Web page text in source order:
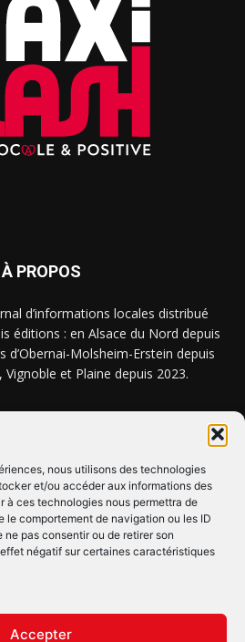
nous utilisons des technologies
et/ou accéder aux informations des
à ces technologies nous permettra de
le comportement de navigation ou les ID
pas consentir ou de retirer son
négatif sur certaines caractéristiques
Accepter
À PROPOS
d’informations locales distribué
éditions : en Alsace du Nord depuis
d’Obernai-Molsheim-Erstein depuis
et Plaine depuis 2023.
CLIQUEZ ICI !
NOUS !